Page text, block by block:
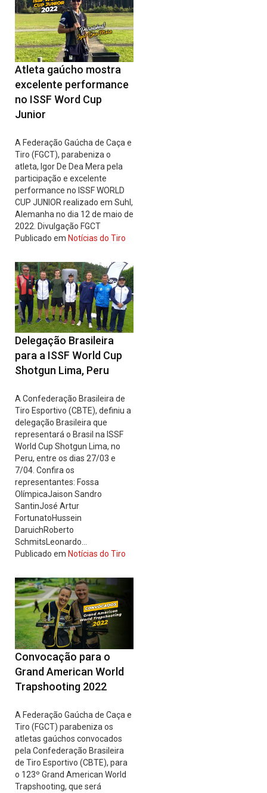
Atleta gaúcho mostra
excelente performance
no ISSF Word Cup
Junior
A Federação Gaúcha de Caça e
Tiro (FGCT), parabeniza o
atleta, Igor De Dea Mera pela
participação e excelente
performance no ISSF WORLD
CUP JUNIOR realizado em Suhl,
Alemanha no dia 12 de maio de
2022. Divulgação FGCT
Publicado em Notícias do Tiro
Delegação Brasileira
para a ISSF World Cup
Shotgun Lima, Peru
A Confederação Brasileira de
Tiro Esportivo (CBTE), definiu a
delegação Brasileira que
representará o Brasil na ISSF
World Cup Shotgun Lima, no
Peru, entre os dias 27/03 e
7/04. Confira os
representantes: Fossa
OlímpicaJaison Sandro
SantinJosé Artur
FortunatoHussein
DaruichRoberto
SchmitsLeonardo…
Publicado em Notícias do Tiro
Convocação para o
Grand American World
Trapshooting 2022
A Federação Gaúcha de Caça e
Tiro (FGCT) parabeniza os
atletas gaúchos convocados
pela Confederação Brasileira
de Tiro Esportivo (CBTE), para
o 123º Grand American World
Trapshooting, que será